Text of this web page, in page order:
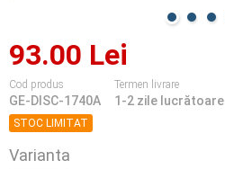
93.00 Lei
Cod produs
GE-DISC-1740A
Termen livrare
1-2 zile lucrătoare
STOC LIMITAT
Varianta